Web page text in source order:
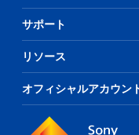
サポート
リソース
オフィシャルアカウン